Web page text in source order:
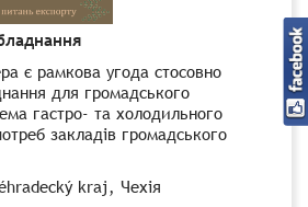
є рамкова угода стосовно
для громадського
гастро- та холодильного
закладів громадського
kraj, Чехія